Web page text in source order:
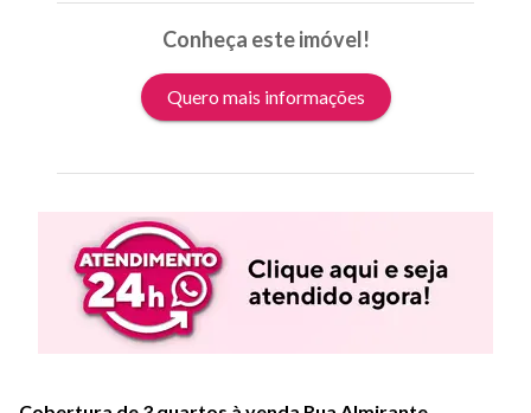
Conheça este imóvel!
Quero mais informações